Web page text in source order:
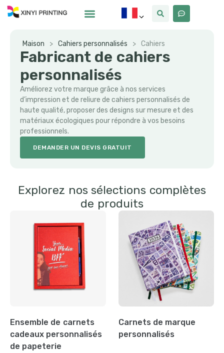
Maison > Cahiers personnalisés > Cahiers
Fabricant de cahiers
personnalisés
Améliorez votre marque grâce à nos services
d’impression et de reliure de cahiers personnalisés de
haute qualité, proposer des designs sur mesure et des
matériaux écologiques pour répondre à vos besoins
professionnels.
DEMANDER UN DEVIS GRATUIT
Explorez nos sélections complètes
de produits
Ensemble de carnets
cadeaux personnalisés
de papeterie
Carnets de marque
personnalisés